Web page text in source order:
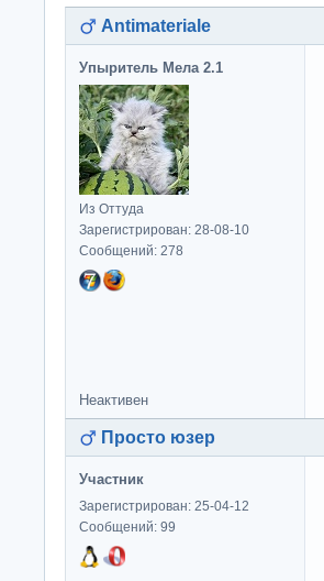
Antimateriale
Упыритель Мела 2.1
Из Оттуда
Зарегистрирован: 28-08-10
Сообщений: 278
Неактивен
Просто юзер
Участник
Зарегистрирован: 25-04-12
Сообщений: 99